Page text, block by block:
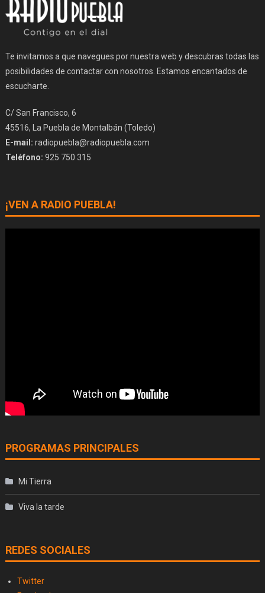
Te invitamos a que navegues por nuestra web y descubras todas las
posibilidades de contactar con nosotros. Estamos encantados de
escucharte.
C/ San Francisco, 6
45516, La Puebla de Montalbán (Toledo)
E-mail: radiopuebla@radiopuebla.com
Teléfono: 925 750 315
¡VEN A RADIO PUEBLA!
PROGRAMAS PRINCIPALES
Mi Tierra
Viva la tarde
REDES SOCIALES
Twitter